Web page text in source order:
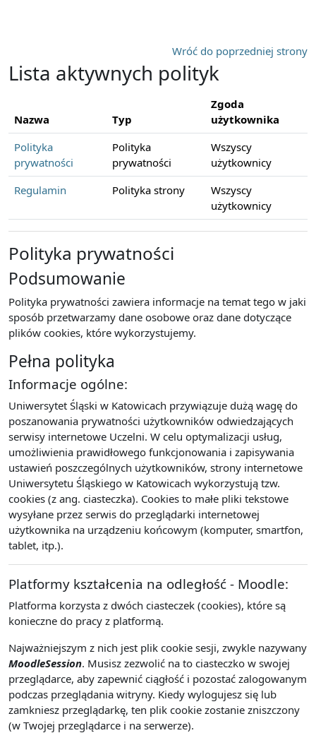
Wróć do poprzedniej strony
Lista aktywnych polityk
Nazwa Typ
Zgoda
użytkownika
Polityka
prywatności
Polityka
prywatności
Wszyscy
użytkownicy
Regulamin
Polityka strony
Wszyscy
użytkownicy
Polityka prywatności
Podsumowanie
Polityka prywatności zawiera informacje na temat tego w jaki
sposób przetwarzamy dane osobowe oraz dane dotyczące
plików cookies, które wykorzystujemy.
Pełna polityka
Informacje ogólne:
Uniwersytet Śląski w Katowicach przywiązuje dużą wagę do
poszanowania prywatności użytkowników odwiedzających
serwisy internetowe Uczelni. W celu optymalizacji usług,
umożliwienia prawidłowego funkcjonowania i zapisywania
ustawień poszczególnych użytkowników, strony internetowe
Uniwersytetu Śląskiego w Katowicach wykorzystują tzw.
cookies (z ang. ciasteczka). Cookies to małe pliki tekstowe
wysyłane przez serwis do przeglądarki internetowej
użytkownika na urządzeniu końcowym (komputer, smartfon,
tablet, itp.).
Platformy kształcenia na odległość - Moodle:
Platforma korzysta z dwóch ciasteczek (cookies), które są
konieczne do pracy z platformą.
Najważniejszym z nich jest plik cookie sesji, zwykle nazywany
MoodleSession. Musisz zezwolić na to ciasteczko w swojej
przeglądarce, aby zapewnić ciągłość i pozostać zalogowanym
podczas przeglądania witryny. Kiedy wylogujesz się lub
zamkniesz przeglądarkę, ten plik cookie zostanie zniszczony
(w Twojej przeglądarce i na serwerze).